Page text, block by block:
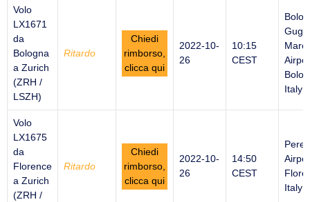
Volo
LX1671
da
Bologna
a Zurich
(ZRH /
LSZH)
Ritardo
Chiedi
rimborso,
clicca qui
2022-10-
26
10:15
CEST
Italy
Volo
LX1675
da
Florence
a Zurich
(ZRH /
Ritardo
Chiedi
rimborso,
clicca qui
2022-10-
26
14:50
CEST
Italy